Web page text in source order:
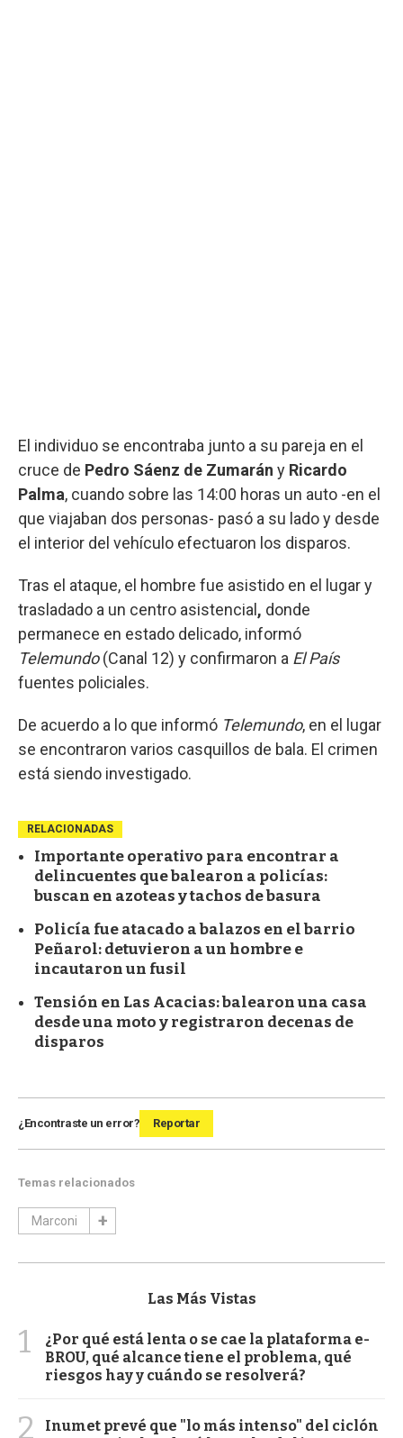
El individuo se encontraba junto a su pareja en el
cruce de Pedro Sáenz de Zumarán y Ricardo
Palma, cuando sobre las 14:00 horas un auto -en el
que viajaban dos personas- pasó a su lado y desde
el interior del vehículo efectuaron los disparos.
Tras el ataque, el hombre fue asistido en el lugar y
trasladado a un centro asistencial , donde
permanece en estado delicado, informó
Telemundo(Canal 12) y confirmaron a El País
fuentes policiales.
De acuerdo a lo que informó Telemundo, en el lugar
se encontraron varios casquillos de bala. El crimen
está siendo investigado.
RELACIONADAS
Importante operativo para encontrar a
delincuentes que balearon a policías:
buscan en azoteas y tachos de basura
Policía fue atacado a balazos en el barrio
Peñarol: detuvieron a un hombre e
incautaron un fusil
Tensión en Las Acacias: balearon una casa
desde una moto y registraron decenas de
disparos
¿Encontraste un error? Reportar
Temas relacionados
Marconi
Las Más Vistas
1
¿Por qué está lenta o se cae la plataforma e-
BROU, qué alcance tiene el problema, qué
riesgos hay y cuándo se resolverá?
2
Inumet prevé que "lo más intenso" del ciclón